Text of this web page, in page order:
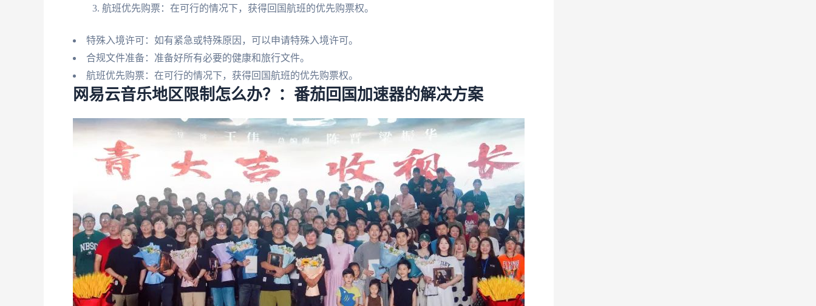
航班优先购票：在可行的情况下，获得回国航班的优先购票权。
特殊入境许可：如有紧急或特殊原因，可以申请特殊入境许可。
合规文件准备：准备好所有必要的健康和旅行文件。
航班优先购票：在可行的情况下，获得回国航班的优先购票权。
网易云音乐地区限制怎么办？：番茄回国加速器的解决方案